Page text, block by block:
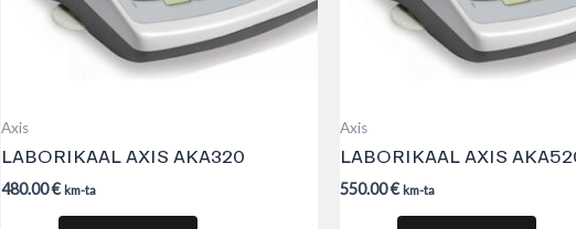
Axis
LABORIKAAL AXIS AKA320
480.00€ km-ta
Axis
LABORIKAAL AXIS
550.00€ km-ta